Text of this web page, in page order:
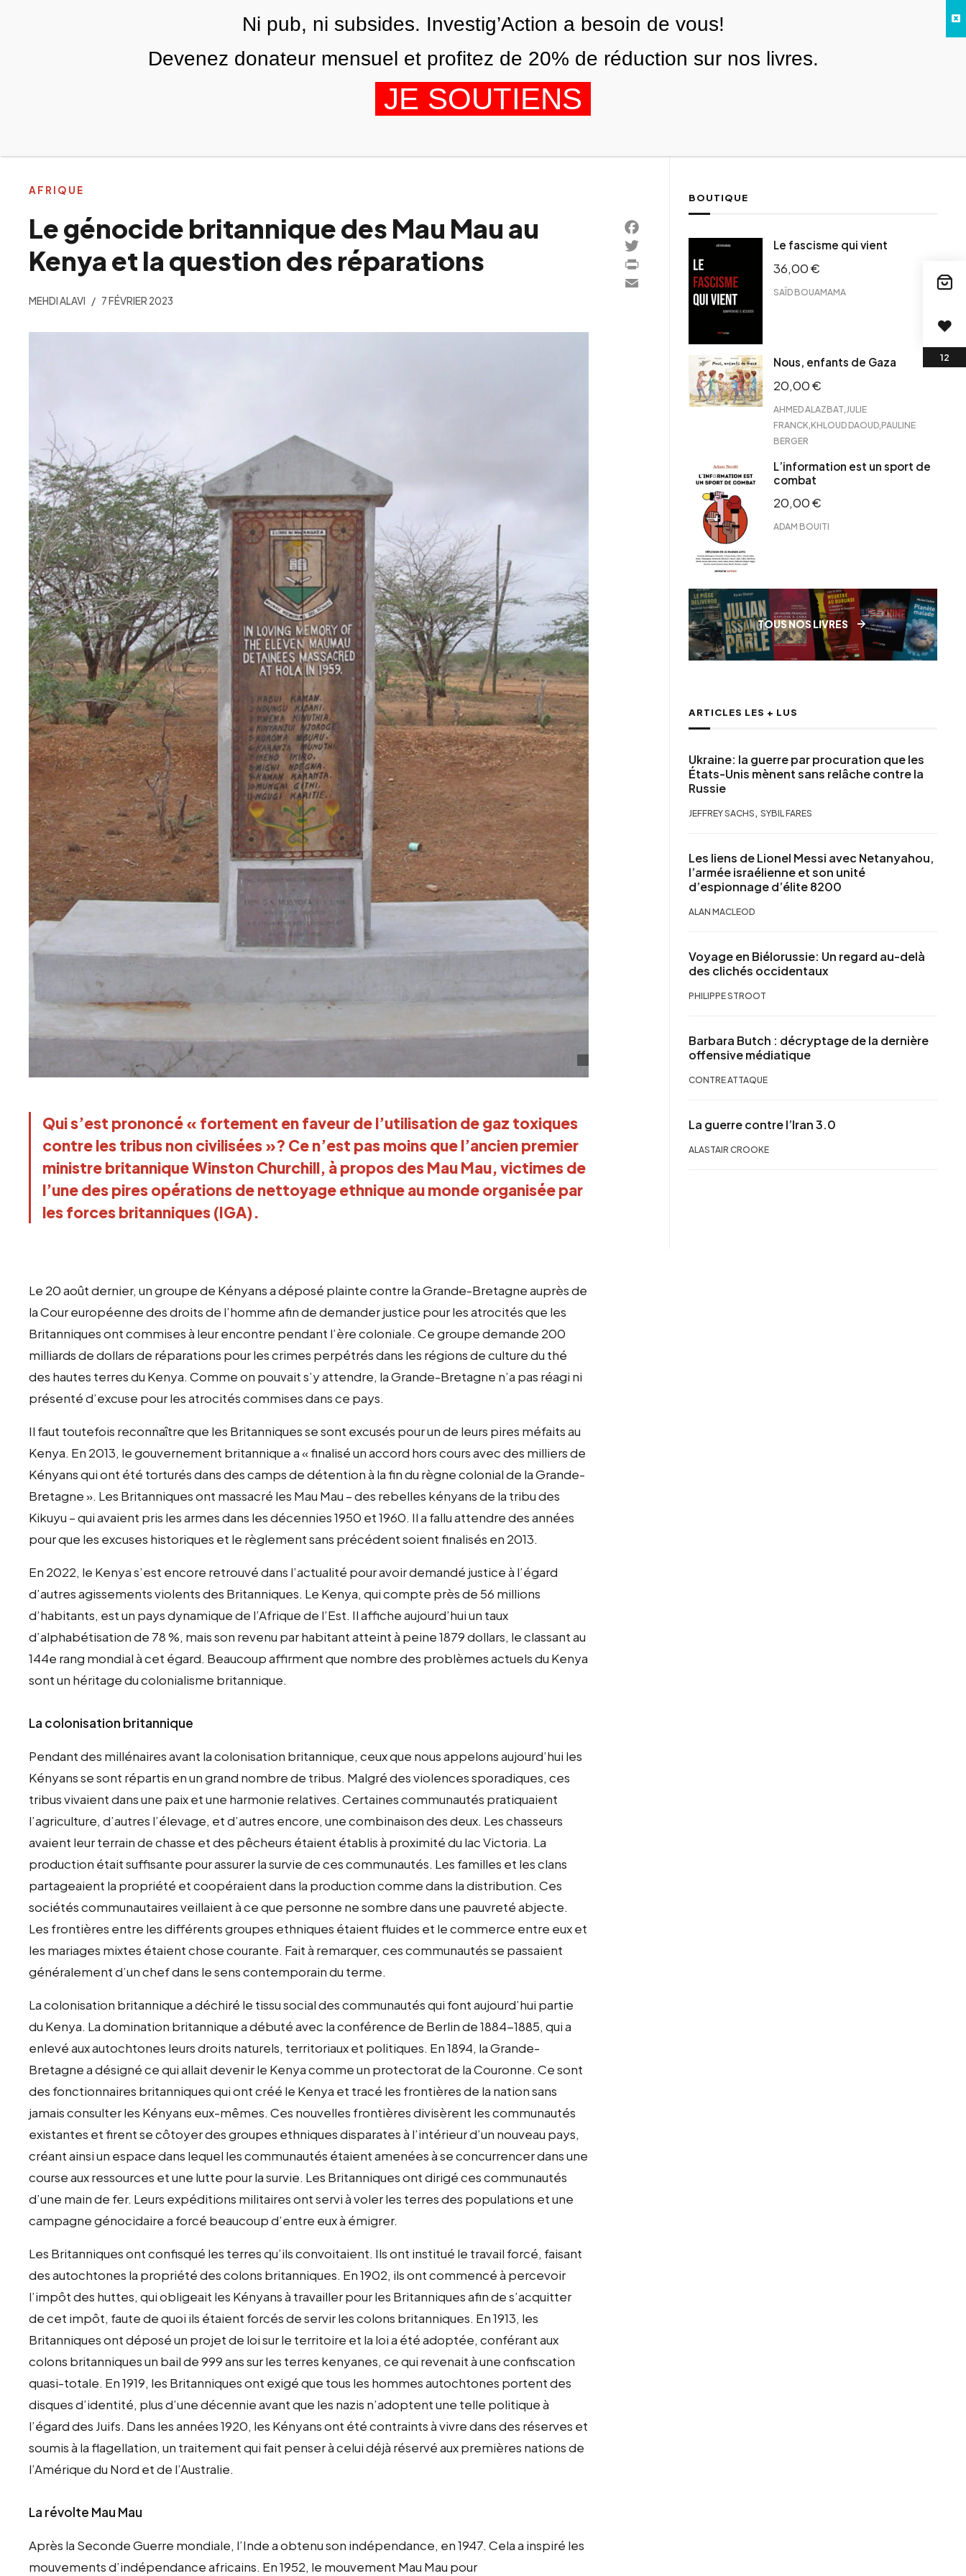
NOUS AGENDA
Le génocide britannique des Mau Mau au
Kenya et la question des réparations
MEHDI ALAVI 7 FÉVRIER 2023
Qui s’est prononcé « fortement en faveur de l’utilisation de gaz toxiques
contre les tribus non civilisées »? Ce n’est pas moins que l’ancien premier
ministre britannique Winston Churchill, à propos des Mau Mau, victimes de
l’une des pires opérations de nettoyage ethnique au monde organisée par
les forces britanniques (IGA).
Le 20 août dernier, un groupe de Kényans a déposé plainte contre la Grande-Bretagne auprès de
la Cour européenne des droits de l’homme afin de demander justice pour les atrocités que les
Britanniques ont commises à leur encontre pendant l’ère coloniale. Ce groupe demande 200
milliards de dollars de réparations pour les crimes perpétrés dans les régions de culture du thé
des hautes terres du Kenya. Comme on pouvait s’y attendre, la Grande-Bretagne n’a pas réagi ni
présenté d’excuse pour les atrocités commises dans ce pays.
Il faut toutefois reconnaître que les Britanniques se sont excusés pour un de leurs pires méfaits au
Kenya. En 2013, le gouvernement britannique a « finalisé un accord hors cours avec des milliers de
Kényans qui ont été torturés dans des camps de détention à la fin du règne colonial de la Grande-
Bretagne ». Les Britanniques ont massacré les Mau Mau – des rebelles kényans de la tribu des
Kikuyu – qui avaient pris les armes dans les décennies 1950 et 1960. Il a fallu attendre des années
pour que les excuses historiques et le règlement sans précédent soient finalisés en 2013.
En 2022, le Kenya s’est encore retrouvé dans l’actualité pour avoir demandé justice à l’égard
d’autres agissements violents des Britanniques. Le Kenya, qui compte près de 56 millions
d’habitants, est un pays dynamique de l’Afrique de l’Est. Il affiche aujourd’hui un taux
d’alphabétisation de 78 %, mais son revenu par habitant atteint à peine 1879 dollars, le classant au
144e rang mondial à cet égard. Beaucoup affirment que nombre des problèmes actuels du Kenya
sont un héritage du colonialisme britannique.
La colonisation britannique
Pendant des millénaires avant la colonisation britannique, ceux que nous appelons aujourd’hui les
Kényans se sont répartis en un grand nombre de tribus. Malgré des violences sporadiques, ces
tribus vivaient dans une paix et une harmonie relatives. Certaines communautés pratiquaient
l’agriculture, d’autres l’élevage, et d’autres encore, une combinaison des deux. Les chasseurs
avaient leur terrain de chasse et des pêcheurs étaient établis à proximité du lac Victoria. La
production était suffisante pour assurer la survie de ces communautés. Les familles et les clans
partageaient la propriété et coopéraient dans la production comme dans la distribution. Ces
sociétés communautaires veillaient à ce que personne ne sombre dans une pauvreté abjecte.
Les frontières entre les différents groupes ethniques étaient fluides et le commerce entre eux et
les mariages mixtes étaient chose courante. Fait à remarquer, ces communautés se passaient
généralement d’un chef dans le sens contemporain du terme.
La colonisation britannique a déchiré le tissu social des communautés qui font aujourd’hui partie
du Kenya. La domination britannique a débuté avec la conférence de Berlin de 1884-1885, qui a
enlevé aux autochtones leurs droits naturels, territoriaux et politiques. En 1894, la Grande-
Bretagne a désigné ce qui allait devenir le Kenya comme un protectorat de la Couronne. Ce sont
des fonctionnaires britanniques qui ont créé le Kenya et tracé les frontières de la nation sans
jamais consulter les Kényans eux-mêmes. Ces nouvelles frontières divisèrent les communautés
existantes et firent se côtoyer des groupes ethniques disparates à l’intérieur d’un nouveau pays,
créant ainsi un espace dans lequel les communautés étaient amenées à se concurrencer dans une
course aux ressources et une lutte pour la survie. Les Britanniques ont dirigé ces communautés
d’une main de fer. Leurs expéditions militaires ont servi à voler les terres des populations et une
campagne génocidaire a forcé beaucoup d’entre eux à émigrer.
Les Britanniques ont confisqué les terres qu’ils convoitaient. Ils ont institué le travail forcé, faisant
des autochtones la propriété des colons britanniques. En 1902, ils ont commencé à percevoir
l’impôt des huttes, qui obligeait les Kényans à travailler pour les Britanniques afin de s’acquitter
de cet impôt, faute de quoi ils étaient forcés de servir les colons britanniques. En 1913, les
Britanniques ont déposé un projet de loi sur le territoire et la loi a été adoptée, conférant aux
colons britanniques un bail de 999 ans sur les terres kenyanes, ce qui revenait à une confiscation
quasi-totale. En 1919, les Britanniques ont exigé que tous les hommes autochtones portent des
disques d’identité, plus d’une décennie avant que les nazis n’adoptent une telle politique à
l’égard des Juifs. Dans les années 1920, les Kényans ont été contraints à vivre dans des réserves et
soumis à la flagellation, un traitement qui fait penser à celui déjà réservé aux premières nations de
l’Amérique du Nord et de l’Australie.
La révolte Mau Mau
Après la Seconde Guerre mondiale, l’Inde a obtenu son indépendance, en 1947. Cela a inspiré les
mouvements d’indépendance africains. En 1952, le mouvement Mau Mau pour
AFRIQUE
Facebook
Twitter
PrintFriendly
Email
BOUTIQUE
Le fascisme qui vient
36,00€
SAÏD BOUAMAMA
Nous, enfants de Gaza
20,00€
AHMED ALAZBAT JULIE
FRANCK KHLOUD DAOUD PAULINE
BERGER
L’information est un sport de
combat
20,00€
ADAM BOUITI
TOUS NOS LIVRES
ARTICLES LES + LUS
Ukraine: la guerre par procuration que les
États-Unis mènent sans relâche contre la
Russie
JEFFREY SACHS , SYBIL FARES
Les liens de Lionel Messi avec Netanyahou,
l’armée israélienne et son unité
d’espionnage d’élite 8200
ALAN MACLEOD
Voyage en Biélorussie: Un regard au-delà
des clichés occidentaux
PHILIPPE STROOT
Barbara Butch : décryptage de la dernière
offensive médiatique
CONTRE ATTAQUE
La guerre contre l’Iran 3.0
ALASTAIR CROOKE
Ni pub, ni subsides. Investig’Action a besoin de vous!
Devenez donateur mensuel et profitez de 20% de réduction sur nos livres.
JE SOUTIENS